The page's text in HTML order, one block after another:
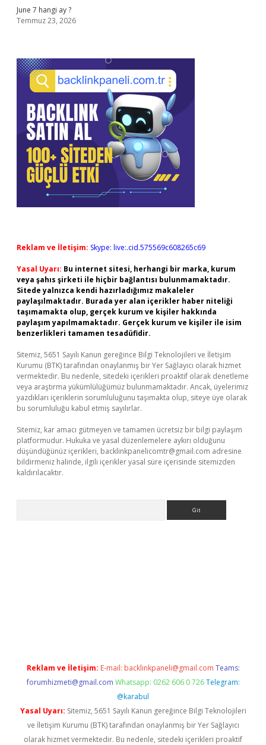
June 7 hangi ay ?
Temmuz 23, 2026
Reklam ve İletişim: Skype: live:.cid.575569c608265c69
Yasal Uyarı: Bu internet sitesi, herhangi bir marka, kurum
veya şahıs şirketi ile hiçbir bağlantısı bulunmamaktadır.
Sitede yalnızca kendi hazırladığımız makaleler
paylaşılmaktadır. Burada yer alan içerikler haber niteliği
taşımamakta olup, gerçek kurum ve kişiler hakkında
paylaşım yapılmamaktadır. Gerçek kurum ve kişiler ile isim
benzerlikleri tamamen tesadüfidir.
Sitemiz, 5651 Sayılı Kanun gereğince Bilgi Teknolojileri ve İletişim
Kurumu (BTK) tarafından onaylanmış bir Yer Sağlayıcı olarak hizmet
vermektedir. Bu nedenle, sitedeki içerikleri proaktif olarak denetleme
veya araştırma yükümlülüğümüz bulunmamaktadır. Ancak, üyelerimiz
yazdıkları içeriklerin sorumluluğunu taşımakta olup, siteye üye olarak
bu sorumluluğu kabul etmiş sayılırlar.
Sitemiz, kar amacı gütmeyen ve tamamen ücretsiz bir bilgi paylaşım
platformudur. Hukuka ve yasal düzenlemelere aykırı olduğunu
düşündüğünüz içerikleri, backlinkpanelicomtr@gmail.com adresine
bildirmeniz halinde, ilgili içerikler yasal süre içerisinde sitemizden
kaldırılacaktır.
Reklam ve İletişim: E-mail: backlinkpaneli@gmail.com Teams:
forumhizmeti@gmail.com Whatsapp: 0262 606 0 726 Telegram:
@karabul
Yasal Uyarı: Sitemiz, 5651 Sayılı Kanun gereğince Bilgi Teknolojileri
ve İletişim Kurumu (BTK) tarafından onaylanmış bir Yer Sağlayıcı
olarak hizmet vermektedir. Bu nedenle, sitedeki içerikleri proaktif